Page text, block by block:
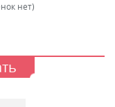
нет)